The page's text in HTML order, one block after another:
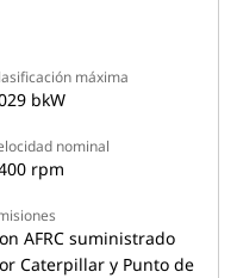
máxima
bkW
nominal
rpm
AFRC suministrado
Caterpillar y Punto de